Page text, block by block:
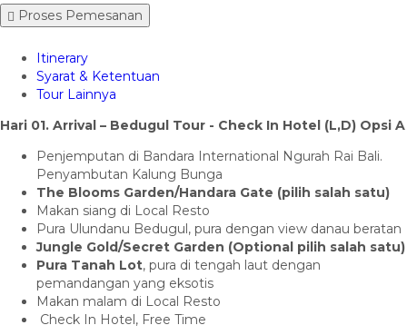
Proses Pemesanan
Itinerary
Syarat & Ketentuan
Tour Lainnya
Hari 01. Arrival – Bedugul Tour - Check In Hotel (L,D) Opsi A
Penjemputan di Bandara International Ngurah Rai Bali.
Penyambutan Kalung Bunga
The Blooms Garden/Handara Gate (pilih salah satu)
Makan siang di Local Resto
Pura Ulundanu Bedugul, pura dengan view danau beratan
Jungle Gold/Secret Garden (Optional pilih salah satu)
Pura Tanah Lot, pura di tengah laut dengan
pemandangan yang eksotis
Makan malam di Local Resto
Check In Hotel, Free Time